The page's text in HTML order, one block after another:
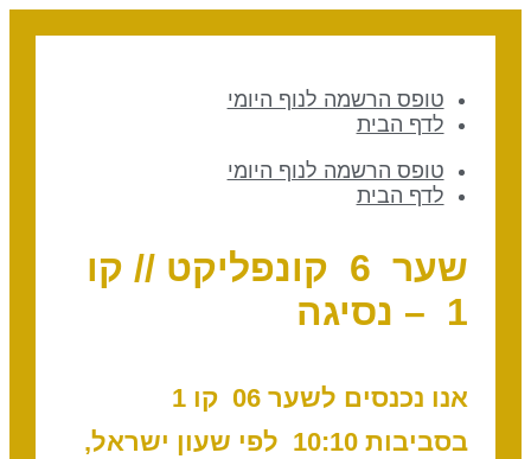
טופס הרשמה לנוף היומי
לדף הבית
טופס הרשמה לנוף היומי
לדף הבית
שער 6 קונפליקט // קו
1 – נסיגה
אנו נכנסים לשער 06 קו 1
בסביבות 10:10 לפי שעון ישראל,